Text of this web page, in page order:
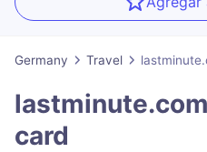
Germany Travel
card